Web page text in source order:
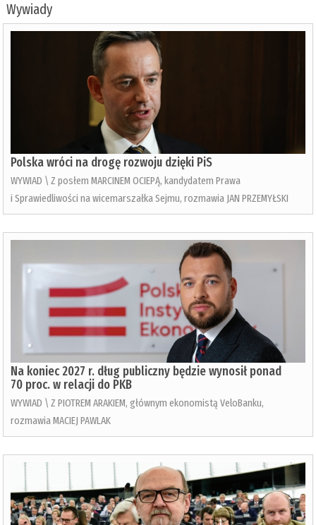
Wywiady
Polska wróci na drogę rozwoju dzięki PiS
WYWIAD \ Z posłem MARCINEM OCIEPĄ, kandydatem Prawa
i Sprawiedliwości na wicemarszałka Sejmu, rozmawia JAN PRZEMYŁSKI
Na koniec 2027 r. dług publiczny będzie wynosił ponad
70 proc. w relacji do PKB
WYWIAD \ Z PIOTREM ARAKIEM, głównym ekonomistą VeloBanku,
rozmawia MACIEJ PAWLAK